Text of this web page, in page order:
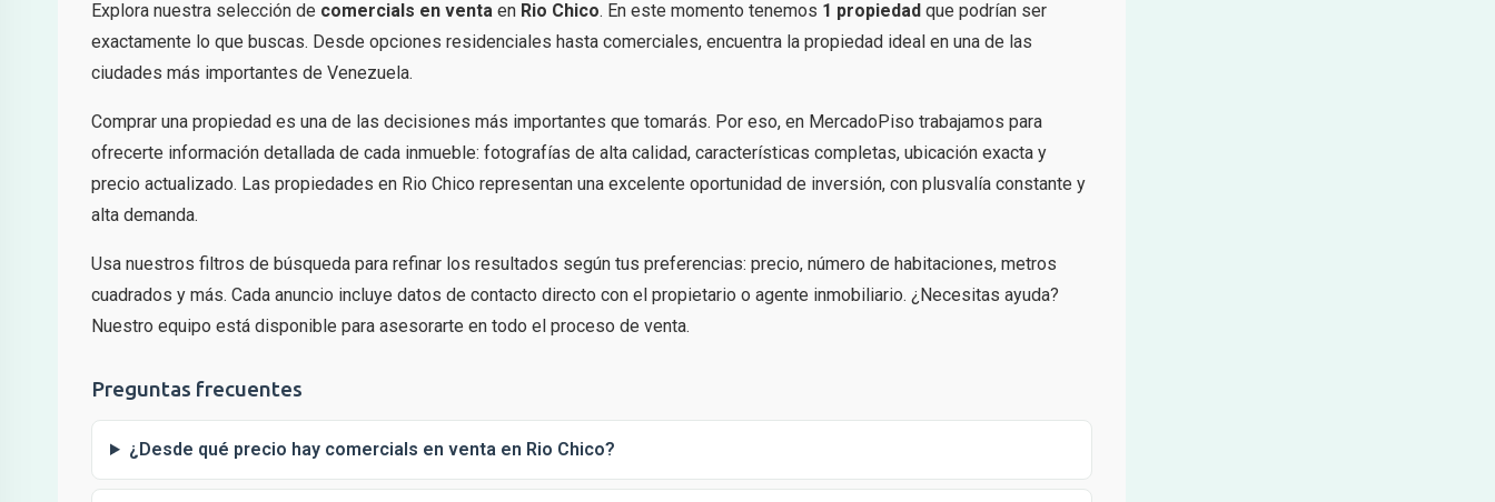
Explora nuestra selección de comercials en venta en Rio Chico. En este momento tenemos 1 propiedad que podrían ser
exactamente lo que buscas. Desde opciones residenciales hasta comerciales, encuentra la propiedad ideal en una de las
ciudades más importantes de Venezuela.
Comprar una propiedad es una de las decisiones más importantes que tomarás. Por eso, en MercadoPiso trabajamos para
ofrecerte información detallada de cada inmueble: fotografías de alta calidad, características completas, ubicación exacta y
precio actualizado. Las propiedades en Rio Chico representan una excelente oportunidad de inversión, con plusvalía constante y
alta demanda.
Usa nuestros filtros de búsqueda para refinar los resultados según tus preferencias: precio, número de habitaciones, metros
cuadrados y más. Cada anuncio incluye datos de contacto directo con el propietario o agente inmobiliario. ¿Necesitas ayuda?
Nuestro equipo está disponible para asesorarte en todo el proceso de venta.
Preguntas frecuentes
¿Desde qué precio hay comercials en venta en Rio Chico?